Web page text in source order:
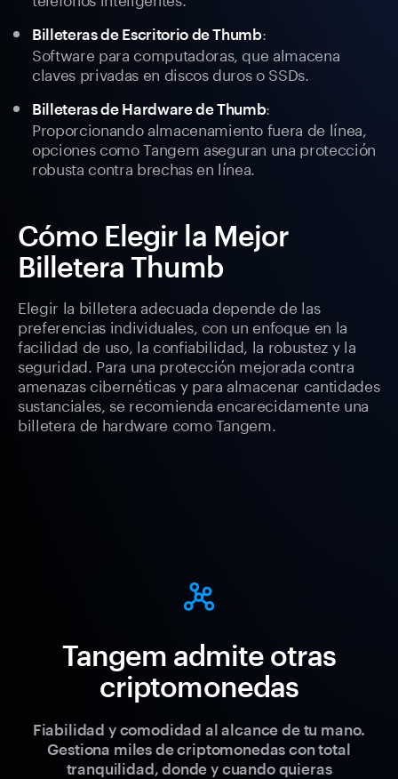
Billeteras de Escritorio de Thumb:
Software para computadoras, que almacena
claves privadas en discos duros o SSDs.
Billeteras de Hardware de Thumb:
Proporcionando almacenamiento fuera de línea,
opciones como Tangem aseguran una protección
robusta contra brechas en línea.
Cómo Elegir la Mejor
Billetera Thumb
Elegir la billetera adecuada depende de las
preferencias individuales, con un enfoque en la
facilidad de uso, la confiabilidad, la robustez y la
seguridad. Para una protección mejorada contra
amenazas cibernéticas y para almacenar cantidades
sustanciales, se recomienda encarecidamente una
billetera de hardware como Tangem.
Tangem admite otras
criptomonedas
Fiabilidad y comodidad al alcance de tu mano.
Gestiona miles de criptomonedas con total
tranquilidad, donde y cuando quieras